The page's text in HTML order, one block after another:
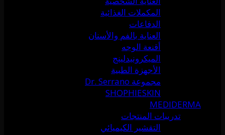
المكملات الغذائية
الدفاعات
العناية بالفم والأسنان
أقنعة الوجه
الميكرونيدلينج
الأجهزة الطبية
مجموعة Dr. Serrano
SHOPHIESKIN
MEDIDERMA
تدريبات المنتجات
التقشير الكيميائي